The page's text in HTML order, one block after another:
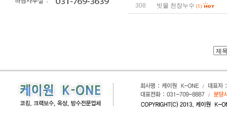
308 빗물 천장누수 (1)